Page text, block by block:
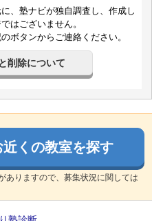
、塾ナビが独自調査し、作成し
はございません。
ボタンからご連絡ください。
削除について
くの教室を探す
りますので、募集状況に関しては